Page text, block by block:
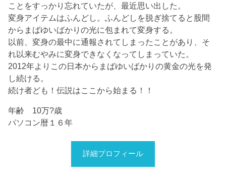
ことをすっかり忘れていたが、最近思い出した。
変身アイテムはふんどし。ふんどしを脱ぎ捨てると股間
からまばゆいばかりの光に包まれて変身する。
以前、変身の最中に通報されてしまったことがあり、そ
れ以来むやみに変身できなくなってしまっていた。
2012年よりこの日本からまばゆいばかりの黄金の光を発
し続ける。
続け者ども！伝説はここから始まる！！
年齢 10万?歳
パソコン暦１６年
詳細プロフィール